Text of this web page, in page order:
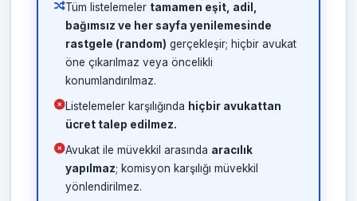
Tüm listelemeler tamamen eşit, adil,
bağımsız ve her sayfa yenilemesinde
rastgele (random) gerçekleşir; hiçbir avukat
öne çıkarılmaz veya öncelikli
konumlandırılmaz.
Listelemeler karşılığında hiçbir avukattan
ücret talep edilmez.
Avukat ile müvekkil arasında aracılık
yapılmaz; komisyon karşılığı müvekkil
yönlendirilmez.